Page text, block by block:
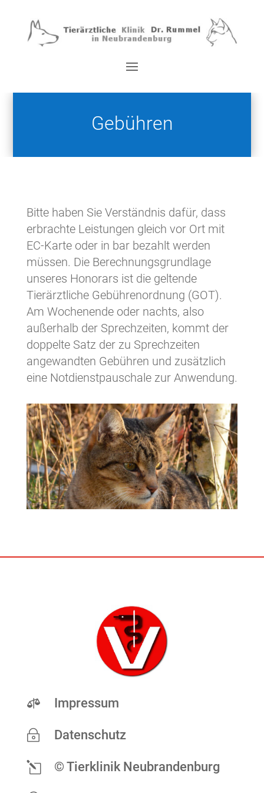
Gebühren
Bitte haben Sie Verständnis dafür, dass
erbrachte Leistungen gleich vor Ort mit
EC-Karte oder in bar bezahlt werden
müssen. Die Berechnungsgrundlage
unseres Honorars ist die geltende
Tierärztliche Gebührenordnung (GOT).
Am Wochenende oder nachts, also
außerhalb der Sprechzeiten, kommt der
doppelte Satz der zu Sprechzeiten
angewandten Gebühren und zusätzlich
eine Notdienstpauschale zur Anwendung.
 Impressum
~ Datenschutz
l © Tierklinik Neubrandenburg